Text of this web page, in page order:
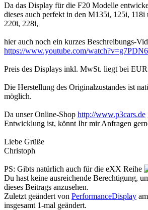
Da das Display für die F20 Modelle
dieses auch perfekt in den M135i, 125i,
220i, 228i,
hier auch noch ein kurzes Beschreibungs-
https://www.youtube.com/
Preis des Displays inkl. MwSt. liegt bei
Die Herstellung des Originalzustandes ist
möglich.
Da unser Online-Shop http://www.p3cars.de
Entwicklung ist, könnt Ihr mir Anfragen
Liebe Grüße
Christoph
PS: Gibts natürlich auch für die eXX Reihe
Du hast keine ausreichende Berechtigung,
dieses Beitrags anzusehen.
Zuletzt geändert von PerformanceDisplay
insgesamt 1-mal geändert.